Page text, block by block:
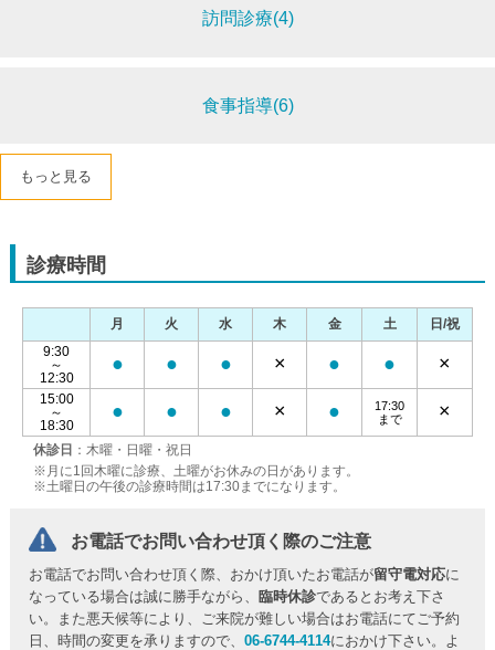
訪問診療(4)
食事指導(6)
もっと見る
診療時間
休診日 ：木曜・日曜・祝日
※月に1回木曜に診療、土曜がお休みの日があります。
※土曜日の午後の診療時間は17:30までになります。
月 火 水 木 金 土
日/祝
9:30
～
12:30
● ● ● × ● ● ×
15:00
～
18:30
● ● ● × ●
17:30
まで
×
お電話でお問い合わせ頂く際のご注意
お電話でお問い合わせ頂く際、おかけ頂いたお電話が留守電対応に
なっている場合は誠に勝手ながら、
臨時休診であるとお考え下さ
い。また悪天候等により、ご来院が難しい場合はお電話にてご予約
日、時間の変更を承りますので、06-6744-4114におかけ下さい。よ